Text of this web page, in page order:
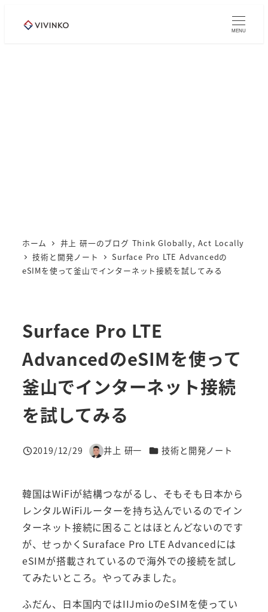
MENU
ホーム
井上 研一のブログ Think Globally, Act Locally
技術と開発ノート
Surface Pro LTE Advancedの
eSIMを使って釜山でインターネット接続を試してみる
Surface Pro LTE
AdvancedのeSIMを使って
釜山でインターネット接続
を試してみる
投稿日
2019/12/29
著
井上 研一 カテゴリー
技術と開発ノート
韓国はWiFiが結構つながるし、そもそも日本から
レンタルWiFiルーターを持ち込んでいるのでイン
ターネット接続に困ることはほとんどないのです
が、せっかくSuraface Pro LTE Advancedには
eSIMが搭載されているので海外での接続を試し
てみたいところ。やってみました。
ふだん、日本国内ではIIJmioのeSIMを使ってい